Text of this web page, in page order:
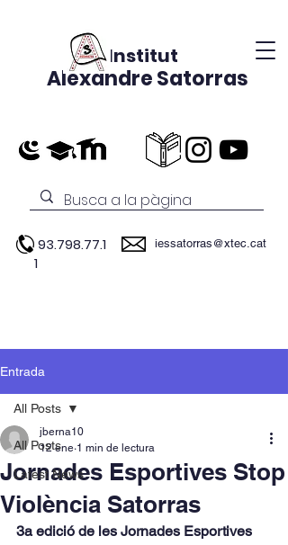
Institut
Alexandre Satorras
93.798.77.1
1
iessatorras@xtec.cat
Entrada
All Posts
Latest News
All Posts
Jornades Esportives Stop
Violència Satorras
jberna10
12 ene 1 min de lectura
3a edició de les Jornades Esportives